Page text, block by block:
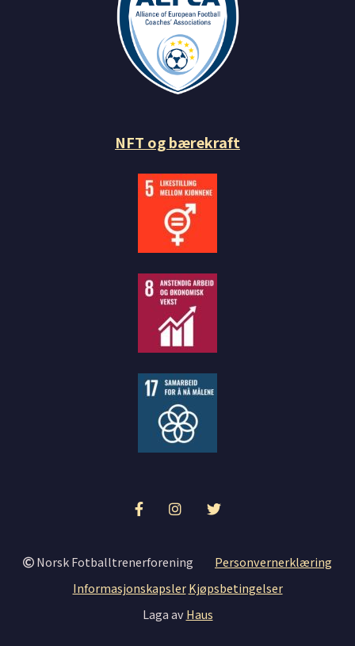
NFT og bærekraft
Laga avHaus
Norsk Fotballtrenerforening Personvernerklæring
Informasjonskapsler Kjøpsbetingelser